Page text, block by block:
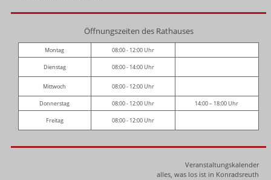
Öffnungszeiten des Rathauses
Montag 08:00 - 12:00 Uhr
Dienstag 08:00 - 14:00 Uhr
Mittwoch 08:00 - 12:00 Uhr
Donnerstag 08:00 - 12:00 Uhr 14:00 – 18:00 Uhr
Freitag 08:00 - 12:00 Uhr
Veranstaltungskalender
alles, was los ist in Konradsreuth